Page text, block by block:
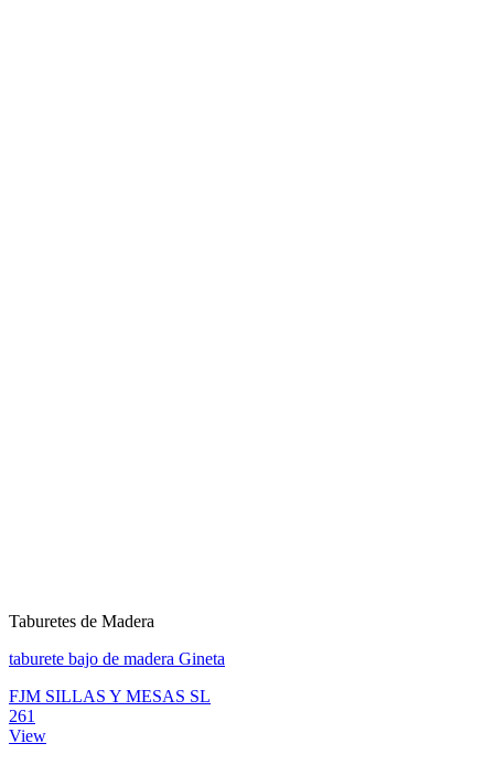
Taburetes de Madera
taburete bajo de madera Gineta
FJM SILLAS Y MESAS SL
261
View